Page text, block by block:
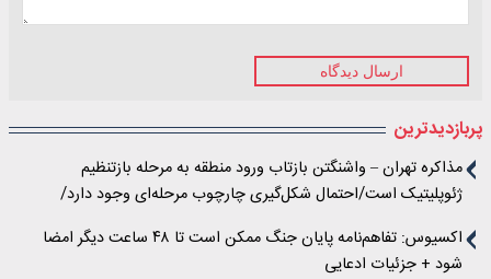
ارسال دیدگاه
پربازدیدترین
مذاکره تهران – واشنگتن بازتاب ورود منطقه به مرحله‌ بازتنظیم
ژئوپلیتیک است/احتمال شکل‌گیری چارچوب مرحله‌ای وجود دارد/
میانجی‌گری
اکسیوس: تفاهم‌نامه پایان جنگ ممکن است تا ۴۸ ساعت دیگر امضا
شود + جزئیات ادعایی